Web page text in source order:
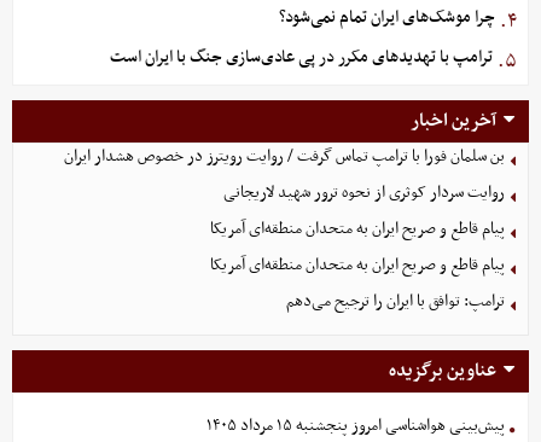
۴. چرا موشک‌های ایران تمام نمی‌شود؟
۵. ترامپ با تهدیدهای مکرر در پی عادی‌سازی جنگ با ایران است
آخرین اخبار
بن سلمان فورا با ترامپ تماس گرفت / روایت رویترز در خصوص هشدار ایران
روایت سردار کوثری از نحوه ترور شهید لاریجانی
پیام قاطع و صریح ایران به متحدان منطقه‌ای آمریکا
پیام قاطع و صریح ایران به متحدان منطقه‌ای آمریکا
ترامپ: توافق با ایران را ترجیح می‌دهم
عناوین برگزیده
پیش‌بینی هواشناسی امروز پنجشنبه ۱۵ مرداد ۱۴۰۵